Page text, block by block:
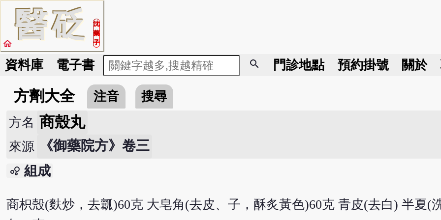
醫砭
沈
藥
子
home
資料庫 電子書 search 門診地點 預約掛號 關於
方劑大全 注音
搜尋
方名 商殼丸
來源 《御藥院方》卷三
bubble_chart 組成
商枳殼(麩炒，去瓤)60克 大皂角(去皮、子，酥炙黃色)60克 青皮(去白) 半夏(